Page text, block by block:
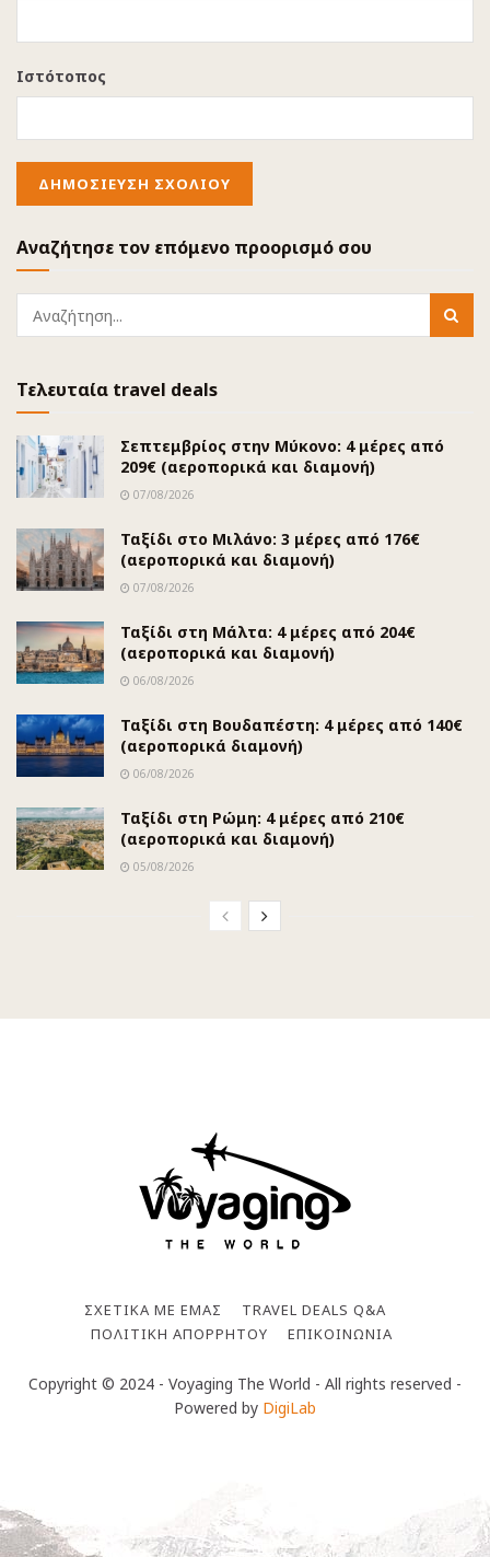
Ιστότοπος
Αναζήτησε τον επόμενο προορισμό σου
Τελευταία travel deals
Σεπτεμβρίος στην Μύκονο: 4 μέρες από
209€ (αεροπορικά και διαμονή)
07/08/2026
Ταξίδι στο Μιλάνο: 3 μέρες από 176€
(αεροπορικά και διαμονή)
07/08/2026
Ταξίδι στη Μάλτα: 4 μέρες από 204€
(αεροπορικά και διαμονή)
06/08/2026
Ταξίδι στη Βουδαπέστη: 4 μέρες από 140€
(αεροπορικά διαμονή)
06/08/2026
Ταξίδι στη Ρώμη: 4 μέρες από 210€
(αεροπορικά και διαμονή)
05/08/2026
ΣΧΕΤΙΚΆ ΜΕ ΕΜΆΣ
TRAVEL DEALS Q&A
ΠΟΛΙΤΙΚΉ ΑΠΟΡΡΉΤΟΥ
ΕΠΙΚΟΙΝΩΝΊΑ
Copyright © 2024 - Voyaging The World - All rights reserved -
Powered by DigiLab